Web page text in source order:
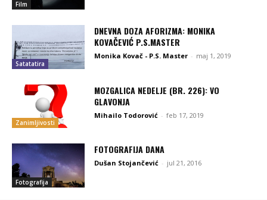
Film
Satatatira
DNEVNA DOZA AFORIZMA: MONIKA
KOVAČEVIĆ P.S.MASTER
Monika Kovač - P.S. Master - maj 1, 2019
Zanimljivosti
MOZGALICA NEDELJE (BR. 226): VO
GLAVONJA
Mihailo Todorović - feb 17, 2019
Fotografija
FOTOGRAFIJA DANA
Dušan Stojančević - jul 21, 2016